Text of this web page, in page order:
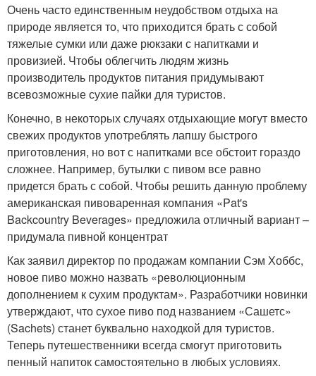
Очень часто единственным неудобством отдыха на
природе является то, что приходится брать с собой
тяжелые сумки или даже рюкзаки с напитками и
провизией. Чтобы облегчить людям жизнь
производитель продуктов питания придумывают
всевозможные сухие пайки для туристов.
Конечно, в некоторых случаях отдыхающие могут вместо
свежих продуктов употреблять лапшу быстрого
приготовления, но вот с напитками все обстоит гораздо
сложнее. Например, бутылки с пивом все равно
придется брать с собой. Чтобы решить данную проблему
американская пивоваренная компания «Pat's
Backcountry Beverages» предложила отличный вариант –
придумала пивной концентрат
Как заявил директор по продажам компании Сэм Хоббс,
новое пиво можно назвать «революционным
дополнением к сухим продуктам». Разработчики новинки
утверждают, что сухое пиво под названием «Сашетс»
(Sachets) станет буквально находкой для туристов.
Теперь путешественники всегда смогут приготовить
пенный напиток самостоятельно в любых условиях.